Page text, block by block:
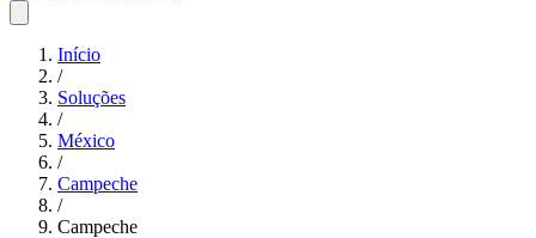
Início
/
Soluções
/
México
/
Campeche
/
Campeche